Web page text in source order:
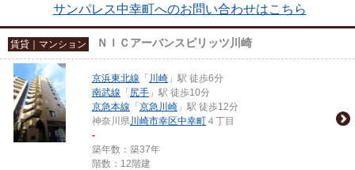
サンパレス中幸町へのお問い合わせはこちら
賃貸｜マンション ＮＩＣアーバンスピリッツ川崎
京浜東北線 「 川崎 」駅 徒歩6分
南武線 「 尻手 」駅 徒歩10分
京急本線 「 京急川崎 」駅 徒歩12分
神奈川県川崎市幸区中幸町 ４丁目
-
築年数：築37年
階数：12階建